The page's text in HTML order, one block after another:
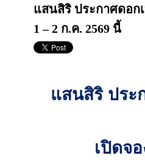
แสนสิริ ประกาศดอก
1 – 2 ก.ค. 2569 นี้
แสนสิริ ปร
เปิดจ